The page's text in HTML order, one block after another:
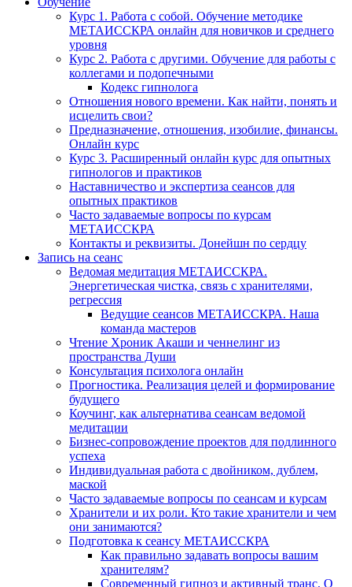
Курс 1. Работа с собой. Обучение методике
МЕТАИССКРА онлайн для новичков и среднего
уровня
Курс 2. Работа с другими. Обучение для работы с
коллегами и подопечными
Кодекс гипнолога
Отношения нового времени. Как найти, понять и
исцелить свои?
Предназначение, отношения, изобилие, финансы.
Онлайн курс
Курс 3. Расширенный онлайн курс для опытных
гипнологов и практиков
Наставничество и экспертиза сеансов для
опытных практиков
Часто задаваемые вопросы по курсам
МЕТАИССКРА
Контакты и реквизиты. Донейшн по сердцу
Запись на сеанс
Ведомая медитация МЕТАИССКРА.
Энергетическая чистка, связь с хранителями,
регрессия
Ведущие сеансов МЕТАИССКРА. Наша
команда мастеров
Чтение Хроник Акаши и ченнелинг из
пространства Души
Консультация психолога онлайн
Прогностика. Реализация целей и формирование
будущего
Коучинг, как альтернатива сеансам ведомой
медитации
Бизнес-сопровождение проектов для подлинного
успеха
Индивидуальная работа с двойником, дублем,
маской
Часто задаваемые вопросы по сеансам и курсам
Хранители и их роли. Кто такие хранители и чем
они занимаются?
Подготовка к сеансу МЕТАИССКРА
Как правильно задавать вопросы вашим
хранителям?
Современный гипноз и активный транс. О